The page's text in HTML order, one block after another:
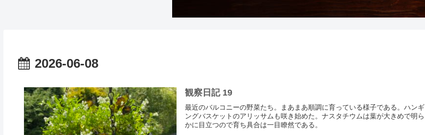
2026-06-08
観察日記 19
最近のバルコニーの野菜たち。まあまあ順調に育っている様子である。ハンギ
ングバスケットのアリッサムも咲き始めた。ナスタチウムは葉が大きめで明ら
かに目立つので育ち具合は一目瞭然である。